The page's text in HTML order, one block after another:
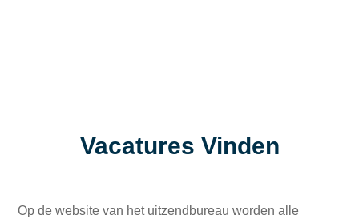
Vacatures Vinden
Op de website van het uitzendbureau worden alle